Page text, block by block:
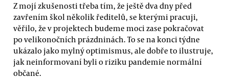
Z mojí zkušenosti třeba tím, že ještě dva dny před
zavřením škol několik ředitelů, se kterými pracuji,
věřilo, že v projektech budeme moci zase pokračovat
po velikonočních prázdninách. To se na konci týdne
ukázalo jako mylný optimismus, ale dobře to ilustruje,
jak neinformovaní byli o riziku pandemie normální
občané.